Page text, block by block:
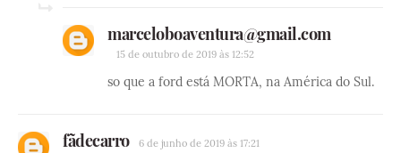
marceloboaventura@gmail.com
15 de outubro de 2019 às 12:52
so que a ford está MORTA, na América do Sul.
fãdecarro 6 de junho de 2019 às 17:21